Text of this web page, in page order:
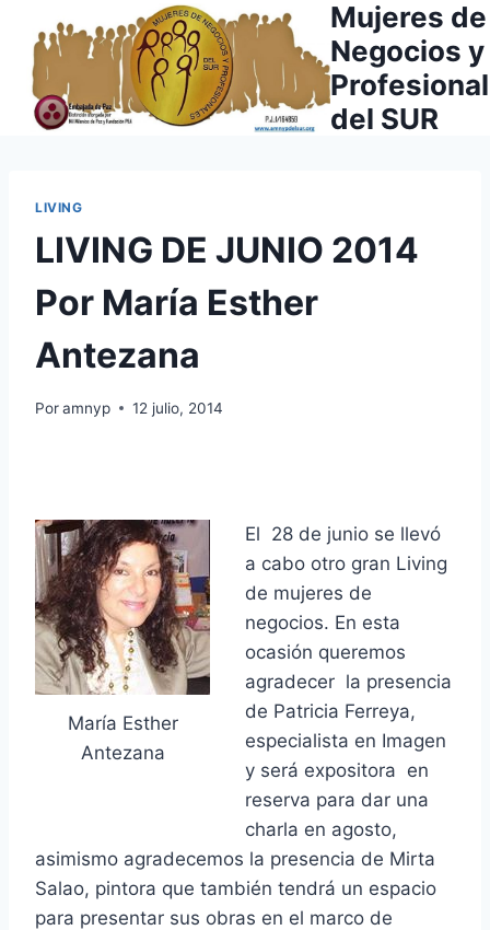
contenido
Mujeres de
Negocios y
del SUR
LIVING
LIVING DE JUNIO 2014
Por María Esther
Antezana
Poramnyp 12 julio, 2014
María Esther
Antezana
El 28 de junio se llevó
a cabo otro gran Living
de mujeres de
negocios. En esta
ocasión queremos
agradecer la presencia
de Patricia Ferreya,
especialista en Imagen
y será expositora en
reserva para dar una
charla en agosto,
asimismo agradecemos la presencia de Mirta
Salao, pintora que también tendrá un espacio
para presentar sus obras en el marco de